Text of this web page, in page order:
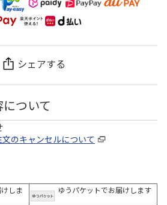
シェアする
ついて
文のキャンセルについて
しま
ゆうパケットでお届けします